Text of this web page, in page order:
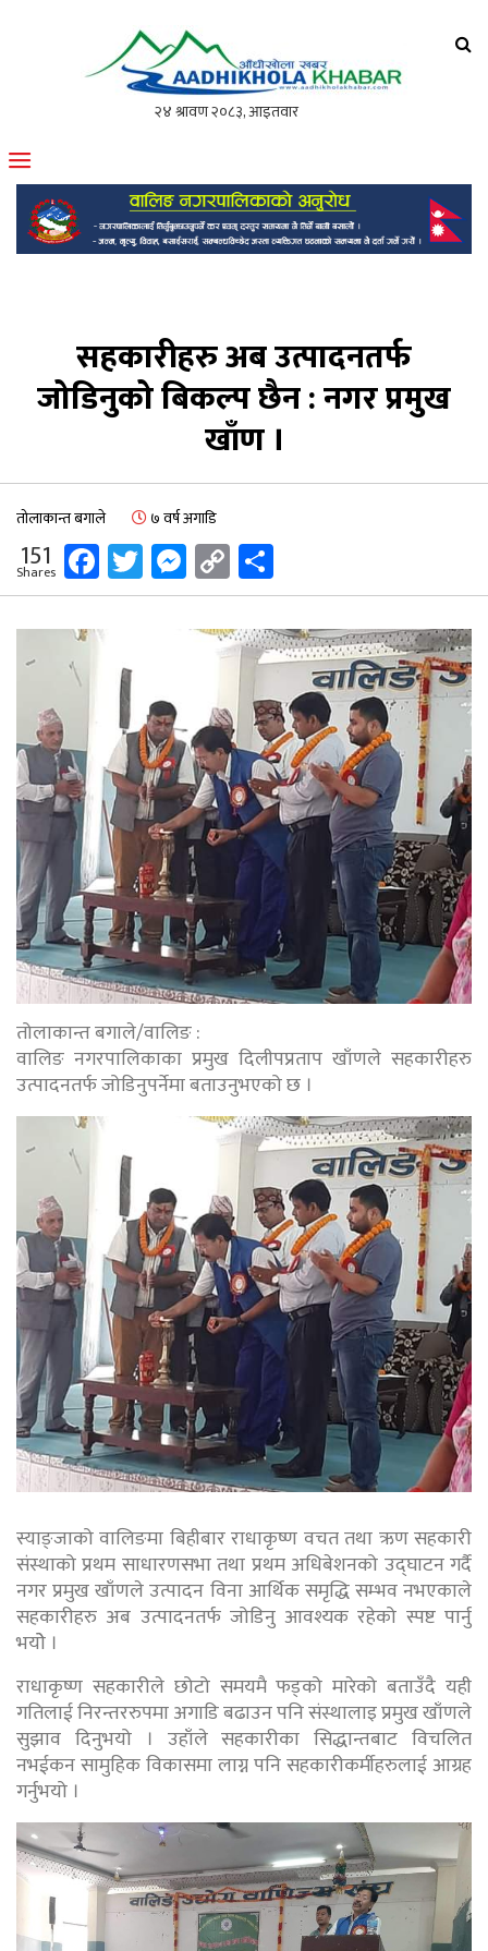
मोफसलकै लोकप्रिय अनलाइन पत्रिका
सहकारीहरु अब उत्पादनतर्फ
जोडिनुको बिकल्प छैन : नगर प्रमुख
खाँण ।
तोलाकान्त बगाले ७ वर्ष अगाडि
151
Shares Facebook
Twitter
Messenger
Copy
Link
तोलाकान्त बगाले/वालिङ :
वालिङ नगरपालिकाका प्रमुख दिलीपप्रताप खाँणले सहकारीहरु
उत्पादनतर्फ जोडिनुपर्नेमा बताउनुभएको छ ।
स्याङ्जाको वालिङमा बिहीबार राधाकृष्ण वचत तथा ऋण सहकारी
संस्थाको प्रथम साधारणसभा तथा प्रथम अधिबेशनको उद्घाटन गर्दै
नगर प्रमुख खाँणले उत्पादन विना आर्थिक समृद्धि सम्भव नभएकाले
सहकारीहरु अब उत्पादनतर्फ जोडिनु आवश्यक रहेको स्पष्ट पार्नु
भयोे ।
राधाकृष्ण सहकारीले छोटो समयमै फड्को मारेको बताउँदै यही
गतिलाई निरन्तररुपमा अगाडि बढाउन पनि संस्थालाइ प्रमुख खाँणले
सुझाव दिनुभयो । उहाँले सहकारीका सिद्धान्तबाट विचलित
नभईकन सामुहिक विकासमा लाग्न पनि सहकारीकर्मीहरुलाई आग्रह
गर्नुभयो ।